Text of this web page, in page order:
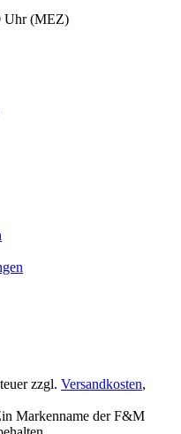
Uhr (MEZ)
zzgl. Versandkosten,
Markenname der F&M